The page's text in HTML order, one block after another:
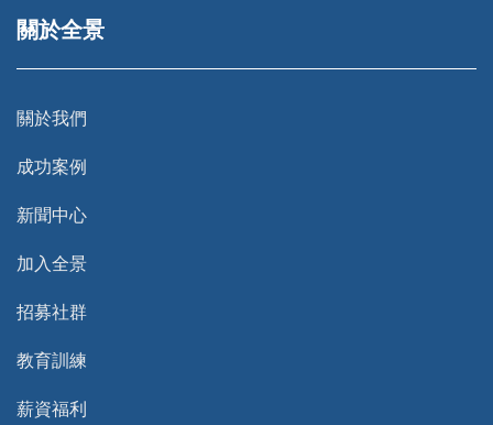
關於全景
關於我們
成功案例
新聞中心
加入全景
招募社群
教育訓練
薪資福利